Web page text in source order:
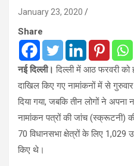
January 23, 2020
Share
नई दिल्ली।दिल्ली में आठ फरवरी को
दाखिल किए गए नामांकनों में से
दिया गया, जबकि तीन लोगों ने अपना
नामांकन पत्रों की जांच (स्क्रूटनी)
70 विधानसभा क्षेत्रों के लिए 1,029
किए थे।